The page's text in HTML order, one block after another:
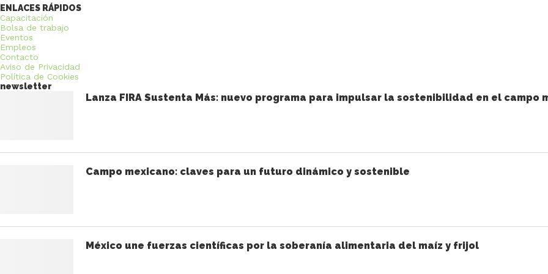
ENLACES RÁPIDOS
Capacitación
Bolsa de trabajo
Eventos
Empleos
Contacto
Aviso de Privacidad
Política de Cookies
newsletter
Lanza FIRA Sustenta Más: nuevo programa para impulsar la sostenibilidad en el campo
Campo mexicano: claves para un futuro dinámico y sostenible
México une fuerzas científicas por la soberanía alimentaria del maíz y frijol